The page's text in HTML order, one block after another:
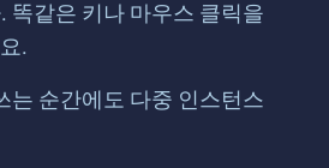
똑같은 키나 마우스 클릭을
.
는 순간에도 다중 인스턴스